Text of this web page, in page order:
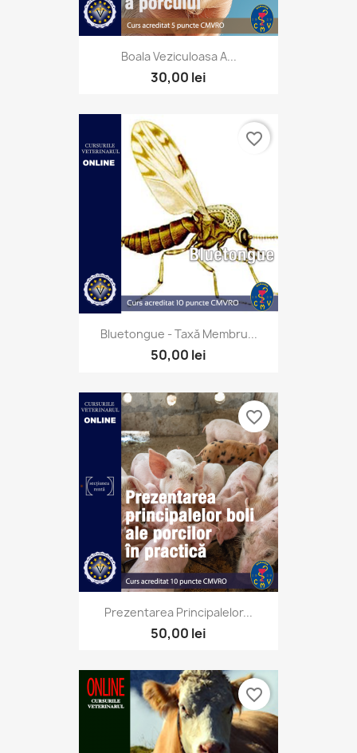
Boala Veziculoasa A...
30,00 lei
Bluetongue - Taxă Membru...
50,00 lei
favorite_border
Prezentarea Principalelor...
50,00 lei
favorite_border
favorite_border